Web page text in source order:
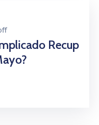
Recup